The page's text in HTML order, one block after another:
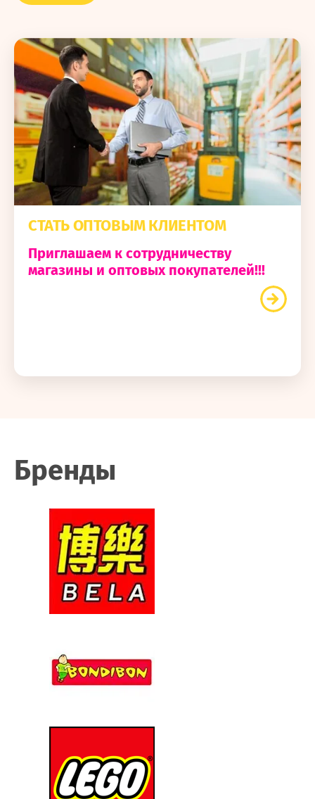
СТАТЬ ОПТОВЫМ КЛИЕНТОМ
Приглашаем к сотрудничеству
магазины и оптовых покупателей!!!
Бренды